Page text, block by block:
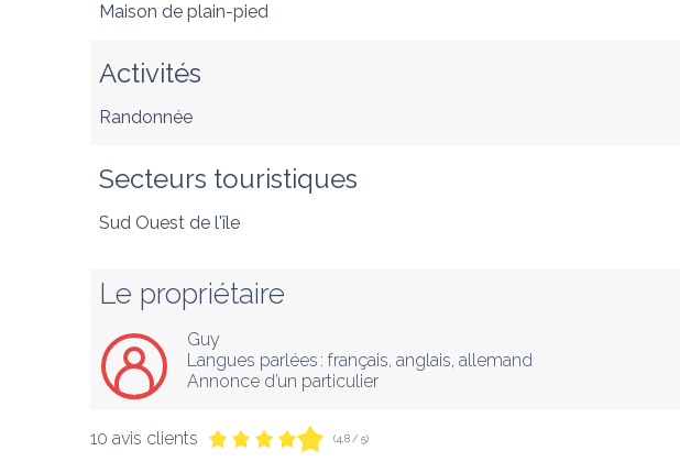
Maison de plain-pied
Activités
Randonnée
Secteurs touristiques
Sud Ouest de l'île
Le propriétaire
Guy
Langues parlées : français, anglais, allemand
Annonce d’un particulier
10 avis clients (4,8 / 5)